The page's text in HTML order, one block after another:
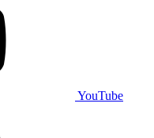
YouTube